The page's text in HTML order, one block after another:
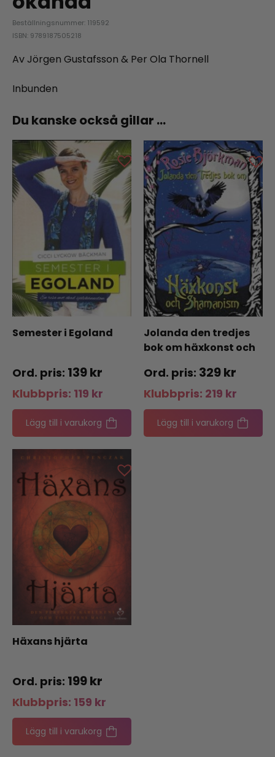
Beställningsnummer: 119592
ISBN: 9789187505218
Av Jörgen Gustafsson & Per Ola Thornell
Inbunden
Du kanske också gillar …
Semester i Egoland
139kr
Klubbpris: 119 kr
Lägg till i varukorg
Jolanda den tredjes
bok om häxkonst och
329kr
Klubbpris: 219 kr
Lägg till i varukorg
Häxans hjärta
199kr
Klubbpris: 159 kr
Lägg till i varukorg